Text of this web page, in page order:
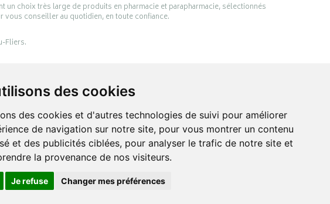
des cookies
des cookies et d'autres technologies de suivi pour améliorer
de navigation sur notre site, pour vous montrer un contenu
et des publicités ciblées, pour analyser le trafic de notre site et
la provenance de nos visiteurs.
Je refuse Changer mes préférences
un choix très large de produits en pharmacie et parapharmacie, sélectionnés
conseiller au quotidien, en toute confiance.
Fliers.
simplicité.
service de votre santé et de votre bien-être.
08/2026 –Pharmacie en ligne Apotekisto